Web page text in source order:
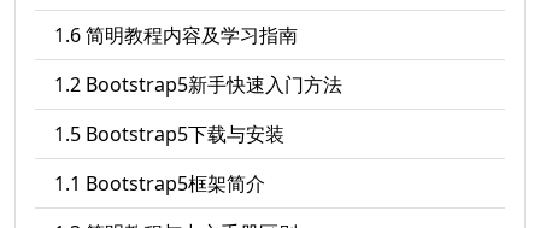
1.6 简明教程内容及学习指南
1.2 Bootstrap5新手快速入门方法
1.5 Bootstrap5下载与安装
1.1 Bootstrap5框架简介